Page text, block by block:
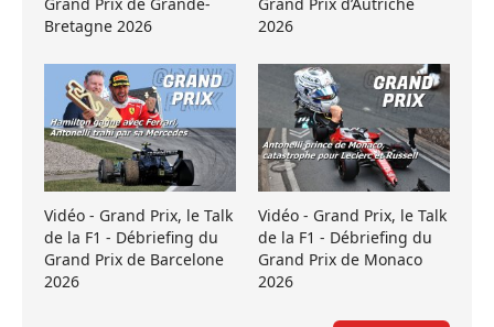
Bretagne 2026
2026
Vidéo - Grand Prix, le Talk
de la F1 - Débriefing du
Grand Prix de Barcelone
2026
Vidéo - Grand Prix, le Talk
de la F1 - Débriefing du
Grand Prix de Monaco
2026